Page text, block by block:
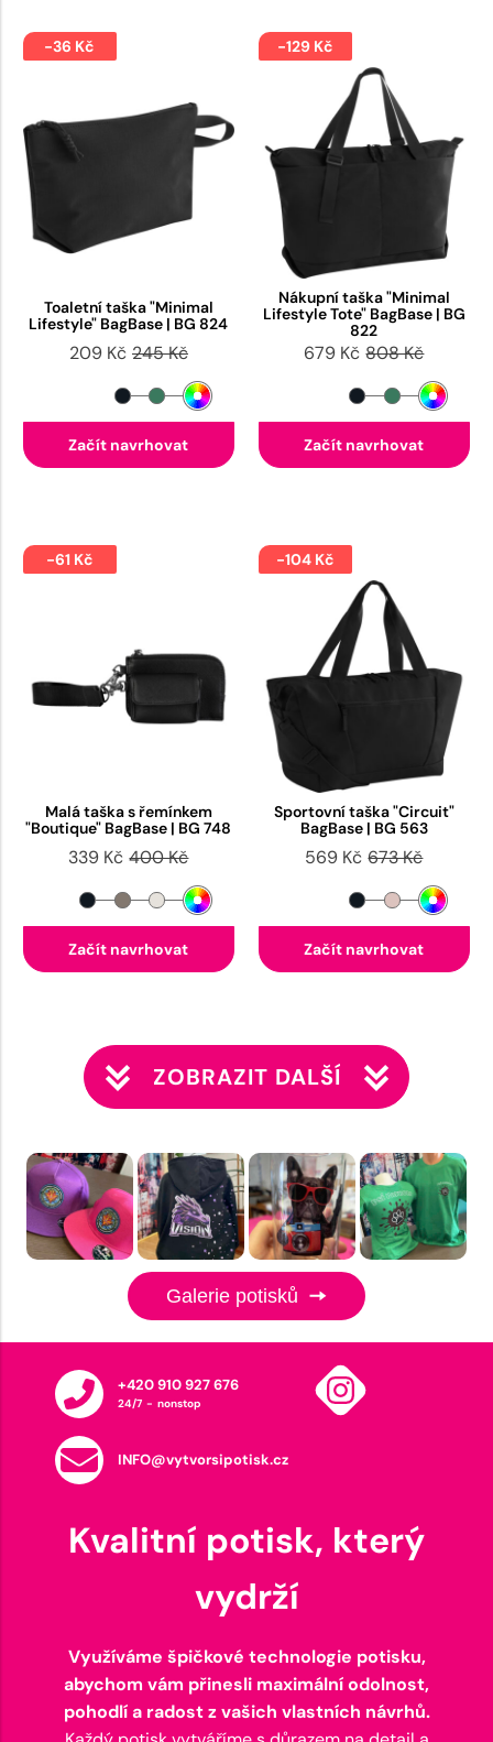
-36 Kč
Toaletní taška "Minimal
Lifestyle" BagBase | BG 824
209 Kč 245 Kč
Začít navrhovat
-129 Kč
Nákupní taška "Minimal
Lifestyle Tote" BagBase | BG
822
679 Kč 808 Kč
Začít navrhovat
-61 Kč
Malá taška s řemínkem
"Boutique" BagBase | BG 748
339 Kč 400 Kč
Začít navrhovat
-104 Kč
Sportovní taška "Circuit"
BagBase | BG 563
569 Kč 673 Kč
Začít navrhovat
ZOBRAZIT DALŠÍ
Galerie potisků
+420 910 927 676
24/7 - nonstop
INFO@vytvorsipotisk.cz
Kvalitní potisk, který
vydrží
Využíváme špičkové technologie potisku,
abychom vám přinesli maximální odolnost,
pohodlí a radost z vašich vlastních návrhů.